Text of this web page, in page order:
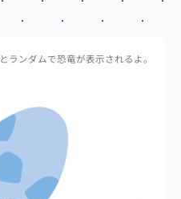
ランダムで恐竜が表示されるよ。